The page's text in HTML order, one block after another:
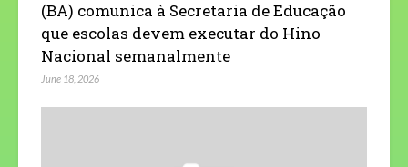
(BA) comunica à Secretaria de Educação
que escolas devem executar do Hino
Nacional semanalmente
June 18, 2026